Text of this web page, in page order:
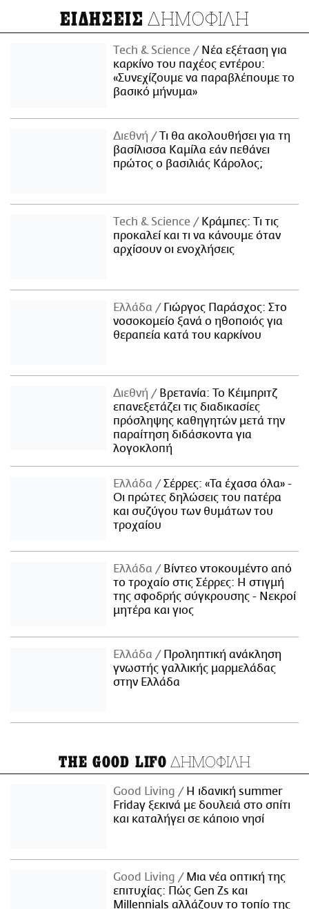
ΕΙΔΗΣΕΙΣ ΔΗΜΟΦΙΛΗ
Τech & Science
Νέα εξέταση για
καρκίνο του παχέος εντέρου:
«Συνεχίζουμε να παραβλέπουμε το
βασικό μήνυμα»
Διεθνή
Τι θα ακολουθήσει για τη
βασίλισσα Καμίλα εάν πεθάνει
πρώτος ο βασιλιάς Κάρολος;
Τech & Science
Κράμπες: Τι τις
προκαλεί και τι να κάνουμε όταν
αρχίσουν οι ενοχλήσεις
Ελλάδα
Γιώργος Παράσχος: Στο
νοσοκομείο ξανά ο ηθοποιός για
θεραπεία κατά του καρκίνου
Διεθνή
Βρετανία: Το Κέιμπριτζ
επανεξετάζει τις διαδικασίες
πρόσληψης καθηγητών μετά την
παραίτηση διδάσκοντα για
λογοκλοπή
Ελλάδα
Σέρρες: «Τα έχασα όλα» -
Οι πρώτες δηλώσεις του πατέρα
και συζύγου των θυμάτων του
τροχαίου
Ελλάδα
Βίντεο ντοκουμέντο από
το τροχαίο στις Σέρρες: Η στιγμή
της σφοδρής σύγκρουσης - Νεκροί
μητέρα και γιος
Ελλάδα
Προληπτική ανάκληση
γνωστής γαλλικής μαρμελάδας
στην Ελλάδα
THE GOOD LIFO ΔΗΜΟΦΙΛΗ
Good Living
Η ιδανική summer
Friday ξεκινά με δουλειά στο σπίτι
και καταλήγει σε κάποιο νησί
Good Living
Μια νέα οπτική της
επιτυχίας: Πώς Gen Zs και
Millennials αλλάζουν το τοπίο της